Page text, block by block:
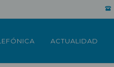
ACTUALIDAD